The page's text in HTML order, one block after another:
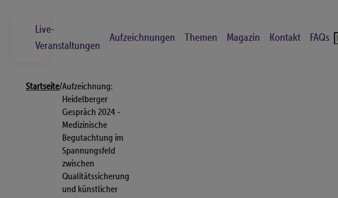
Live-
Veranstaltungen
Aufzeichnungen Themen Magazin Kontakt FAQs
Startseite/Aufzeichnung:
Heidelberger
Gespräch 2024 -
Medizinische
Begutachtung im
Spannungsfeld
zwischen
Qualitätssicherung
und künstlicher
Los
Live-Veranstaltungen
Aufzeichnungen
Themen